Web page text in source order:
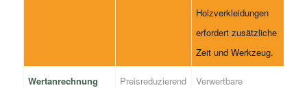
Holzverkleidungen
erfordert zusätzliche
Zeit und Werkzeug.
Wertanrechnung Preisreduzierend
Verwertbare